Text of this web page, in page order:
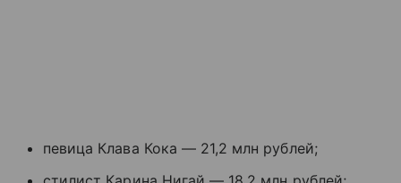
певица Клава Кока — 21,2 млн рублей;